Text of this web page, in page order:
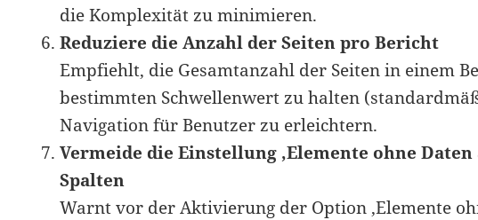
die Komplexität zu minimieren.
Reduziere die Anzahl der Seiten pro Bericht
Empfiehlt, die Gesamtanzahl der Seiten in einem
bestimmten Schwellenwert zu halten
Navigation für Benutzer zu erleichtern.
Vermeide die Einstellung ‚Elemente ohne Daten
Spalten
Warnt vor der Aktivierung der Option ‚Elemente